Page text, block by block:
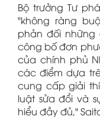
Bộ trưởng Tư
"không ràng
phản đối
công bố đơn
của chính phủ
các điểm dựa
cung cấp giải
luật sửa đổi và
hiểu đầy đủ,"